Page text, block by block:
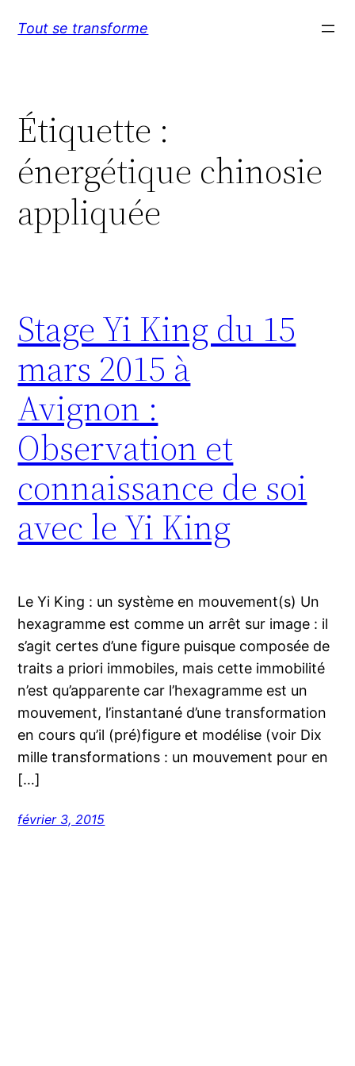
Tout se transforme
Étiquette :
énergétique chinosie
appliquée
Stage Yi King du 15
mars 2015 à
Avignon :
Observation et
connaissance de soi
avec le Yi King
Le Yi King : un système en mouvement(s) Un
hexagramme est comme un arrêt sur image : il
s’agit certes d’une figure puisque composée de
traits a priori immobiles, mais cette immobilité
n’est qu’apparente car l’hexagramme est un
mouvement, l’instantané d’une transformation
en cours qu’il (pré)figure et modélise (voir Dix
mille transformations : un mouvement pour en
[…]
février 3, 2015